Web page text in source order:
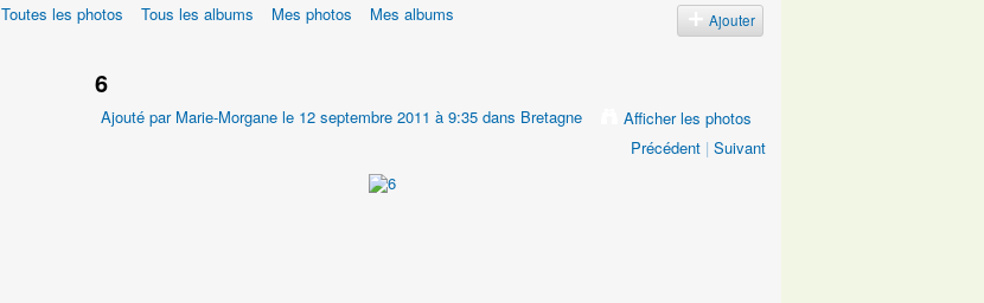
Toutes les photos Tous les albums Mes photos Mes albums Ajouter
6
Ajouté par Marie-Morgane le 12 septembre 2011 à 9:35 dans Bretagne
Afficher les photos
Précédent | Suivant